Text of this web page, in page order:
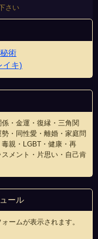
さい
術
イキ)
・金運・復縁・三角関
・同性愛・離婚・家庭問
親・LGBT・健康・再
メント・片思い・自己肯
ール
ームが表示されます。